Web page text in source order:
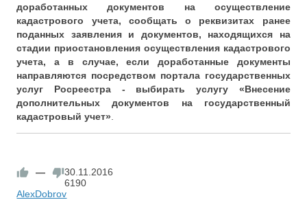
доработанных документов на осуществление
кадастрового учета, сообщать о реквизитах ранее
поданных заявления и документов, находящихся на
стадии приостановления осуществления кадастрового
учета, а в случае, если доработанные документы
направляются посредством портала государственных
услуг Росреестра - выбирать услугу «Внесение
дополнительных документов на государственный
кадастровый учет»
—
30.11.2016
6190
AlexDobrov